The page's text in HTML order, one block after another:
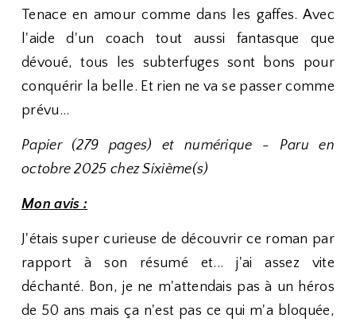
Tenace en amour comme dans les gaffes. Avec
l'aide d'un coach tout aussi fantasque que
dévoué, tous les subterfuges sont bons pour
conquérir la belle. Et rien ne va se passer comme
prévu...
Papier (279 pages) et numérique - Paru en
octobre 2025 chez Sixième(s)
Mon avis :
J'étais super curieuse de découvrir ce roman par
rapport à son résumé et... j'ai assez vite
déchanté. Bon, je ne m'attendais pas à un héros
de 50 ans mais ça n'est pas ce qui m'a bloquée,